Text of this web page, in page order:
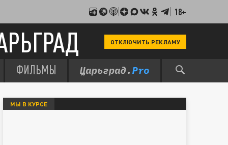
18+
ОТКЛЮЧИТЬ РЕКЛАМУ
ФИЛЬМЫ
МЫ В КУРСЕ